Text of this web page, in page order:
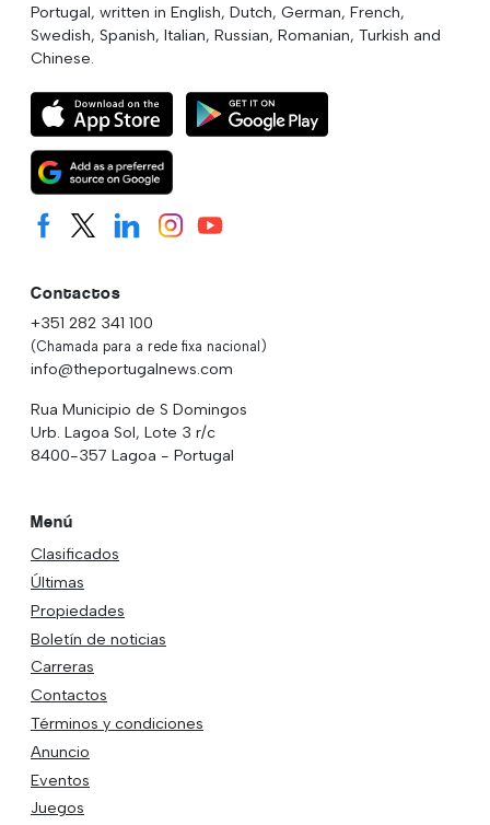
Portugal, written in English, Dutch, German, French,
Swedish, Spanish, Italian, Russian, Romanian, Turkish and
Chinese.
Contactos
+351 282 341 100
(Chamada para a rede fixa nacional)
info@theportugalnews.com
Rua Municipio de S Domingos
Urb. Lagoa Sol, Lote 3 r/c
8400-357 Lagoa - Portugal
Menú
Clasificados
Últimas
Propiedades
Boletín de noticias
Carreras
Contactos
Términos y condiciones
Anuncio
Eventos
Juegos